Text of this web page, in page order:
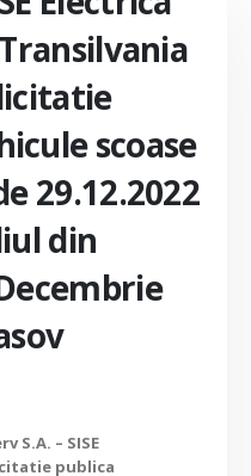
Transilvania
scoase
29.12.2022
din
S.A. – SISE
publica